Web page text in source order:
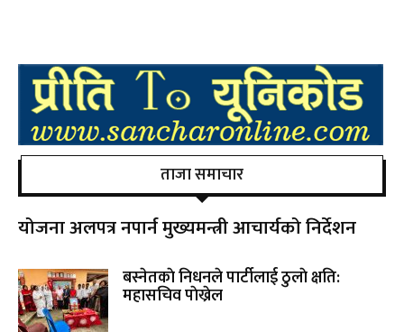
ताजा समाचार
योजना अलपत्र नपार्न मुख्यमन्त्री आचार्यको निर्देशन
बस्नेतकाे निधनले पार्टीलाई ठुलाे क्षति:
महासचिव पाेख्रेल